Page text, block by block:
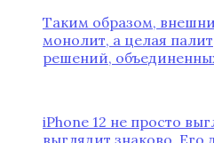
Таким образом‚
монолит‚ а целая
решений‚
iPhone 12 не просто
выглядит знаково.